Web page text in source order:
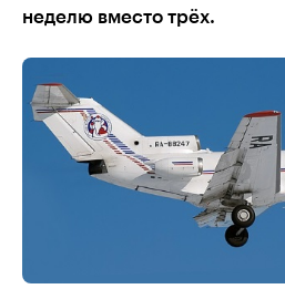
неделю вместо трёх.